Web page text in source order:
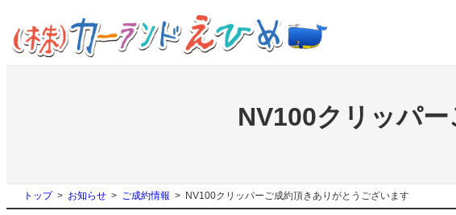
容
を
ス
NV100クリッパ
トップ お知らせ ご成約情報 NV100クリッパーご成約頂きありがとうございます